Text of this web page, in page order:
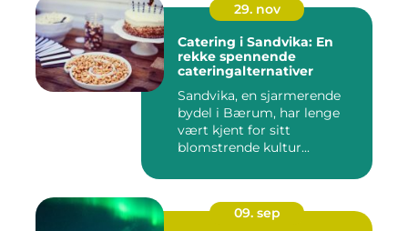
29. nov
Catering i Sandvika: En
rekke spennende
cateringalternativer
Sandvika, en sjarmerende
bydel i Bærum, har lenge
vært kjent for sitt
blomstrende kultur...
09. sep